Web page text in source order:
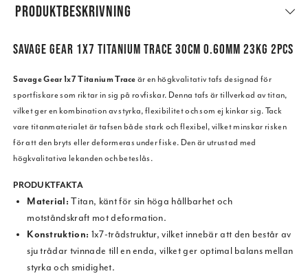
PRODUKTBESKRIVNING
SAVAGE GEAR 1X7 TITANIUM TRACE 30CM 0.60MM 23KG 2PCS
Savage Gear 1x7 Titanium Traceär en högkvalitativ tafs designad för
sportfiskare som riktar in sig på rovfiskar. Denna tafs är tillverkad av titan,
vilket ger en kombination av styrka, flexibilitet och som ej kinkar sig. Tack
vare titanmaterialet är tafsen både stark och flexibel, vilket minskar risken
för att den bryts eller deformeras under fiske. Den är utrustad med
högkvalitativa lekanden och beteslås.
PRODUKTFAKTA
Material: Titan, känt för sin höga hållbarhet och
motståndskraft mot deformation.
Konstruktion: 1x7-trådstruktur, vilket innebär att den består av
sju trådar tvinnade till en enda, vilket ger optimal balans mellan
styrka och smidighet.